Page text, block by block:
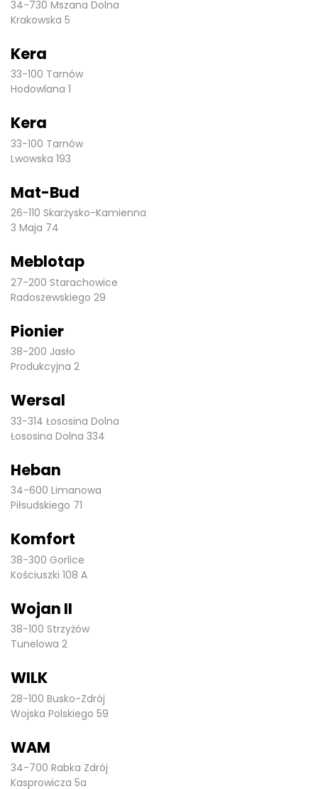
34-730 Mszana Dolna
Krakowska 5
Kera
33-100 Tarnów
Hodowlana 1
Kera
33-100 Tarnów
Lwowska 193
Mat-Bud
26-110 Skarżysko-Kamienna
3 Maja 74
Meblotap
27-200 Starachowice
Radoszewskiego 29
Pionier
38-200 Jasło
Produkcyjna 2
Wersal
33-314 Łososina Dolna
Łososina Dolna 334
Heban
34-600 Limanowa
Piłsudskiego 71
Komfort
38-300 Gorlice
Kościuszki 108 A
Wojan II
38-100 Strzyżów
Tunelowa 2
WILK
28-100 Busko-Zdrój
Wojska Polskiego 59
WAM
34-700 Rabka Zdrój
Kasprowicza 5a